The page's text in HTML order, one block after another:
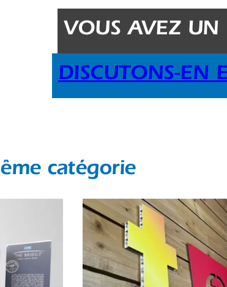
VOUS AVEZ UN
DISCUTONS-EN
catégorie